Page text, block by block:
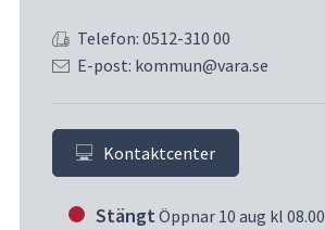
Telefon: 0512-310 00
E-post: kommun@vara.se
Kontaktcenter
Stängt Öppnar 10 aug kl 08.00